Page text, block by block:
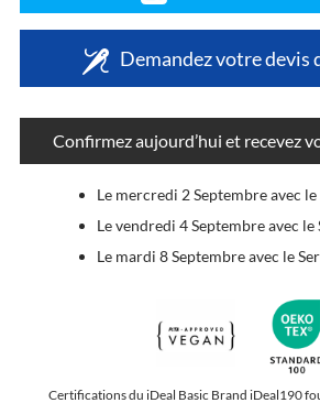
Demandez votre devis
Confirmez aujourd’hui et recevez
Le mercredi 2 Septembre avec
Le vendredi 4 Septembre avec le
Le mardi 8 Septembre avec le
Certifications du iDeal Basic Brand iDeal190